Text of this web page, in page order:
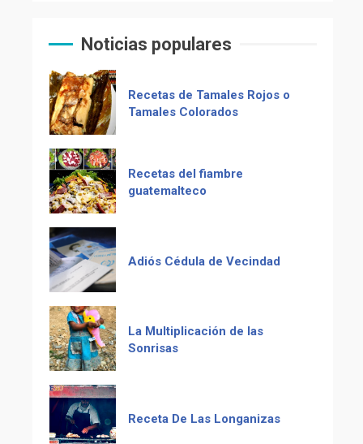
Guatemala por empresa de
USA
Duolingo la App más
descargada para educación
Noticias populares
paladar del mundo
Recetas de Tamales Rojos o
Tamales Colorados
Recetas del fiambre
guatemalteco
Adiós Cédula de Vecindad
La Multiplicación de las
Sonrisas
Receta De Las Longanizas